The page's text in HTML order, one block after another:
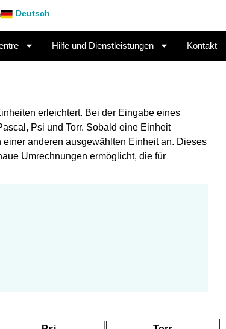
Deutsch
Hilfe und Dienstleistungen Kontakt
erleichtert. Bei der Eingabe eines
Psi und Torr. Sobald eine Einheit
anderen ausgewählten Einheit an. Dieses
Umrechnungen ermöglicht, die für